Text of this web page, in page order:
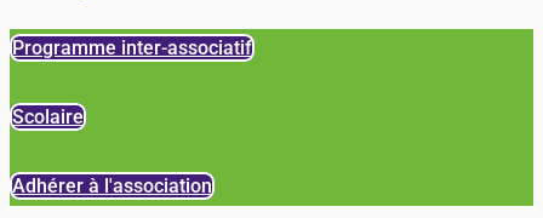
Programme inter-associatif
Scolaire
Adhérer à l'association